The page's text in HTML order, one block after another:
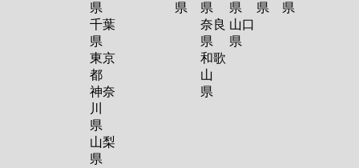
県
千葉
県
東京
都
神奈
川
県
山梨
県
県 県
奈良
県
和歌
山
県
県
山口
県
県 県